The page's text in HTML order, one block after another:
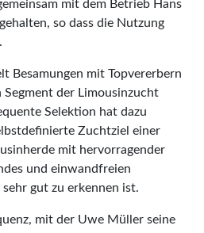
mit dem Betrieb Hans
so dass die Nutzung
Besamungen mit Topvererbern
der Limousinzucht
Selektion hat dazu
Zuchtziel einer
mit hervorragender
und einwandfreien
gut zu erkennen ist.
mit der Uwe Müller seine